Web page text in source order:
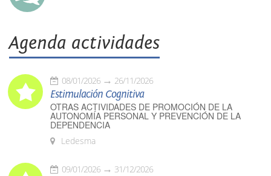
Agenda actividades
08/01/2026 26/11/2026
Estimulación Cognitiva
OTRAS ACTIVIDADES DE PROMOCIÓN DE LA
AUTONOMÍA PERSONAL Y PREVENCIÓN DE LA
DEPENDENCIA
Ledesma
09/01/2026 31/12/2026